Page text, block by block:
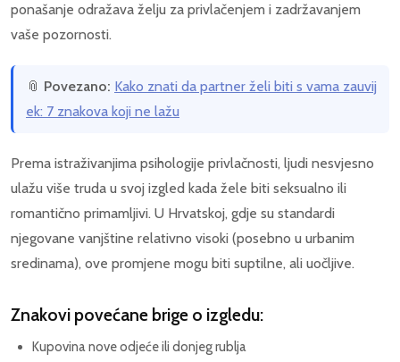
ponašanje odražava želju za privlačenjem i zadržavanjem
vaše pozornosti.
📎 Povezano: Kako znati da partner želi biti s vama zauvij
ek: 7 znakova koji ne lažu
Prema istraživanjima psihologije privlačnosti, ljudi nesvjesno
ulažu više truda u svoj izgled kada žele biti seksualno ili
romantično primamljivi. U Hrvatskoj, gdje su standardi
njegovane vanjštine relativno visoki (posebno u urbanim
sredinama), ove promjene mogu biti suptilne, ali uočljive.
Znakovi povećane brige o izgledu:
Kupovina nove odjeće ili donjeg rublja